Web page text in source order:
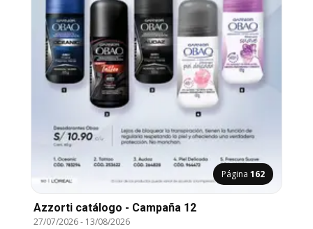
Página 162
Azzorti catálogo - Campaña 12
27/07/2026- 13/08/2026